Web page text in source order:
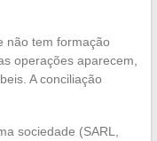
não tem formação
operações aparecem,
A conciliação
sociedade (SARL,